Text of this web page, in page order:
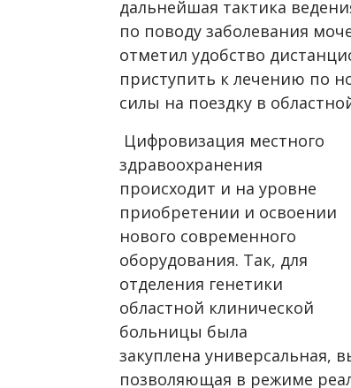
дальнейшая тактика
по поводу заболевания
отметил удобство
приступить к лечению по
силы на поездку в
Цифровизация местного
здравоохранения
происходит и на уровне
приобретении и освоении
нового современного
оборудования. Так, для
отделения генетики
областной клинической
больницы была
закуплена универсальная,
позволяющая в режиме